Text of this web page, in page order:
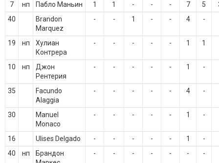
7 нп Пабло Маньин 1 1 - - - 7 5
40
Brandon
Marquez
- - 1 - - 4 -
19 нп
Хулиан
Контрера
- - - - - 1 1
10 нп
Джон
Рентерия
- - - - - 1 -
35
Facundo
Alaggia
- - - - - 4 -
30
Manuel
Monaco
- - - - - 1 -
16 Ulises Delgado - - - - - 1
-
40
нп
Брандон
- - - - - - -